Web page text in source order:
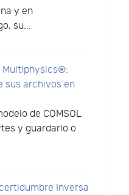
y en
su...
Multiphysics®:
sus archivos en
de COMSOL
y guardarlo o
Inversa